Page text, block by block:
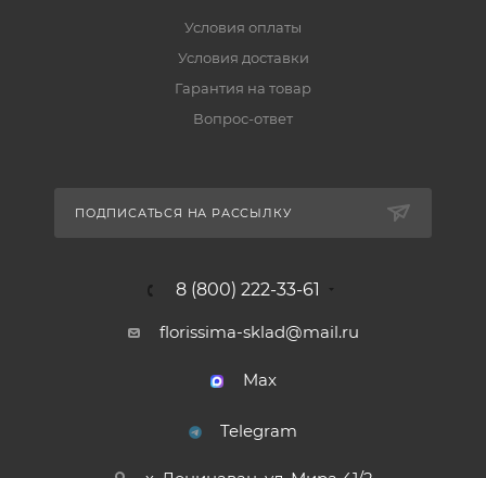
Условия оплаты
Условия доставки
Гарантия на товар
Вопрос-ответ
ПОДПИСАТЬСЯ НА РАССЫЛКУ
8 (800) 222-33-61
florissima-sklad@mail.ru
Max
Telegram